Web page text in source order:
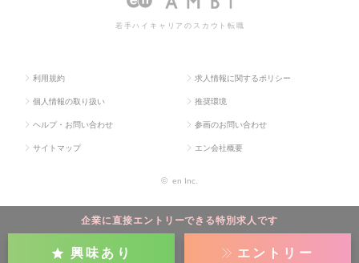
企業に直接エントリーできる特別求人です
興味あり エントリー
若手ハイキャリアのスカウト転職
利用規約 求人情報に関するポリシー
個人情報の取り扱い 推奨環境
ヘルプ・お問い合わせ 参画のお問い合わせ
サイトマップ エン会社概要
© en Inc.